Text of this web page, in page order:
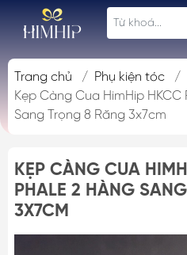
Trang chủ / Phụ kiện tóc
/
Kẹp Càng Cua HimHip
Sang Trọng 8 Răng 3x7cm
KẸP CÀNG CUA
PHALE 2 HÀNG
3X7CM